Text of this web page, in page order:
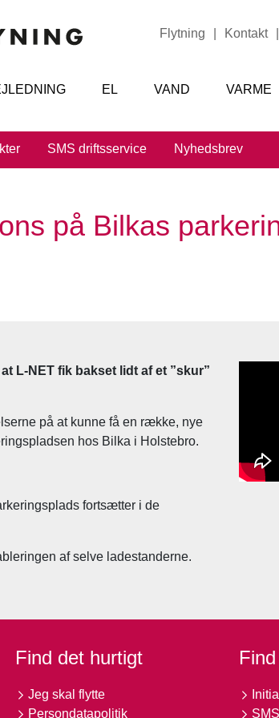
Flytning Kontakt
EL VAND VARME
SMS driftsservice Nyhedsbrev
på Bilkas
L-NET fik bakset lidt af et ”skur”
på at kunne få en række, nye
hos Bilka i Holstebro.
fortsætter i de
af selve ladestanderne.
Find det hurtigt
Jeg skal flytte
Persondatapolitik